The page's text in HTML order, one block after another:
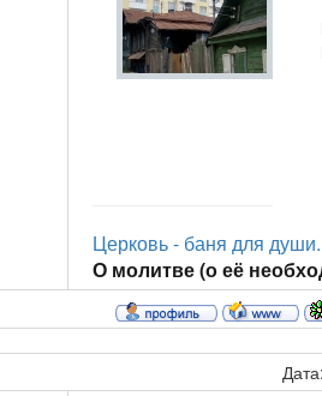
Церковь - баня для
О молитве (о её